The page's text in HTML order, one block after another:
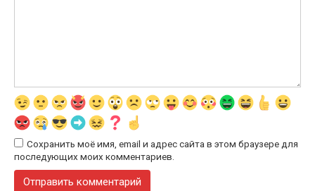
Сохранить моё имя, email и адрес сайта в этом браузере для
последующих моих комментариев.